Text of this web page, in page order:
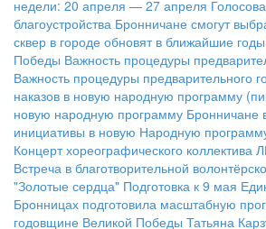
недели: 20 апреля — 27 апреля
благоустройства Бронничане смогут
сквер в городе обновят в ближайшие годы
Победы Важность процедуры
Важность процедуры предварительного
наказов в новую народную программу
новую народную программу Бронничане
инициативы в новую Народную
Концерт хореографического коллектива
Встреча в благотворительной
"Золотые сердца" Подготовка к 9 мая
Бронницах подготовила масштабную
годовщине Великой Победы Татьяна